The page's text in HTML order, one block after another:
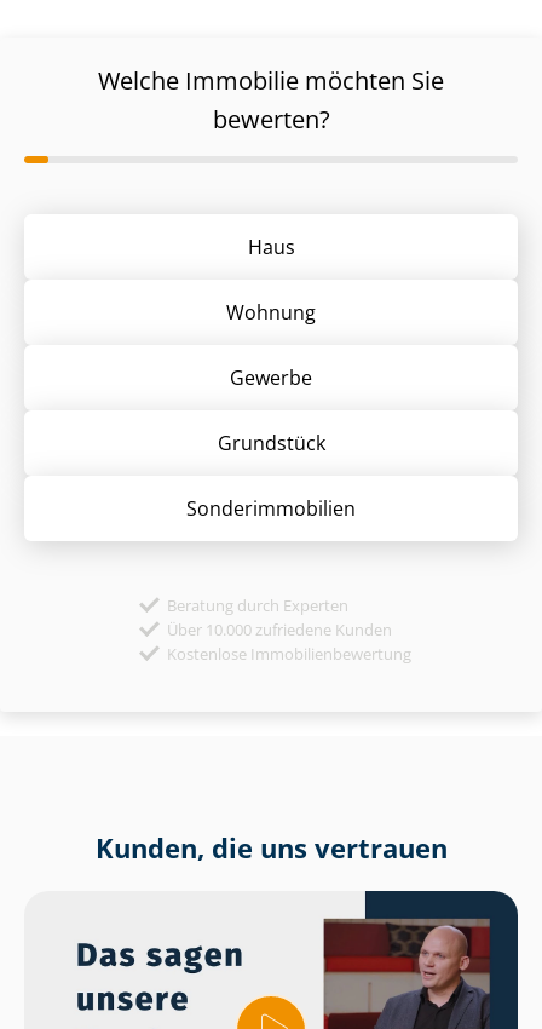
Welche Immobilie möchten Sie
bewerten?
Haus
Wohnung
Gewerbe
Grund­stück
Sonder­immobilien
Beratung durch Experten
Über 10.000 zufriedene Kunden
Kostenlose Immobilienbewertung
Kunden, die uns vertrauen